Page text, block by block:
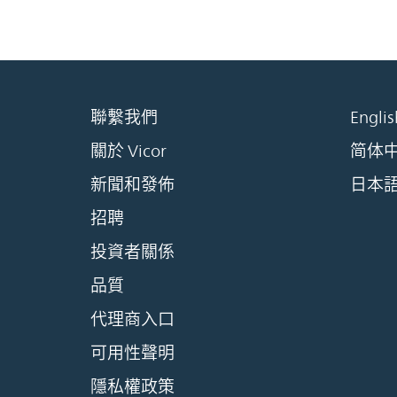
聯繫我們
關於 Vicor
新聞和發佈
招聘
投資者關係
品質
代理商入口
可用性聲明
隱私權政策
简体
日本